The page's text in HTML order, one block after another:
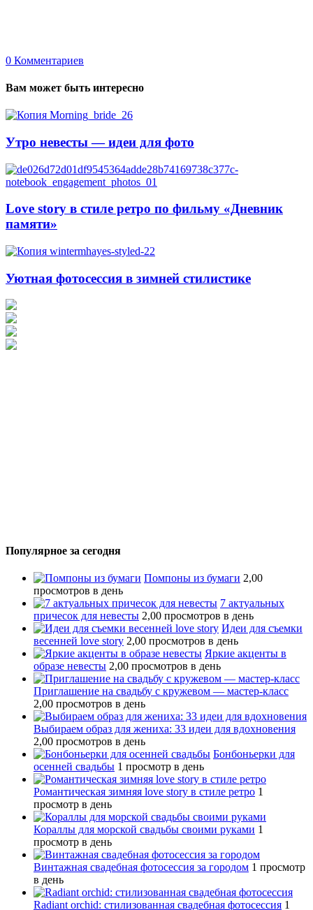
0 Комментариев
Вам может быть интересно
Утро невесты — идеи для фото
Love story в стиле ретро по фильму «Дневник
памяти»
Уютная фотосессия в зимней стилистике
Популярное за сегодня
Помпоны из бумаги 2,00
просмотров в день
7 актуальных
причесок для невесты 2,00 просмотров в день
Идеи для съемки
весенней love story 2,00 просмотров в день
Яркие акценты в
образе невесты 2,00 просмотров в день
Приглашение на свадьбу с кружевом — мастер-класс
2,00 просмотров в день
Выбираем образ для жениха: 33 идеи для вдохновения
2,00 просмотров в день
Бонбоньерки для
осенней свадьбы 1 просмотр в день
Романтическая зимняя love story в стиле ретро 1
просмотр в день
Кораллы для морской свадьбы своими руками 1
просмотр в день
Винтажная свадебная фотосессия за городом 1 просмотр
в день
Radiant orchid: стилизованная свадебная фотосессия 1